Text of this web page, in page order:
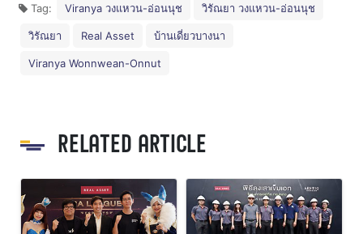
Tag: Viranya วงแหวน-อ่อนนุช วิรัณยา วงแหวน-อ่อนนุช
วิรัณยา Real Asset บ้านเดี่ยวบางนา
Viranya Wonnwean-Onnut
RELATED ARTICLE